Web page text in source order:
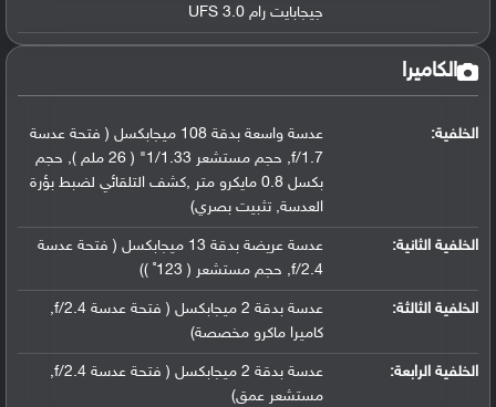
جيجابايت رام UFS 3.0
الكاميرا
الخلفية:
عدسة واسعة بدقة 108 ميجابكسل ( فتحة عدسة
f/1.7, حجم مستشعر 1/1.33" ( 26 ملم ), حجم
بكسل 0.8 مايكرو متر ,كشف التلقائي لضبط بؤرة
العدسة, تثبيت بصري)
الخلفية الثانية:
عدسة عريضة بدقة 13 ميجابكسل ( فتحة عدسة
f/2.4, حجم مستشعر ( 123˚ ))
الخلفية الثالثة:
عدسة بدقة 2 ميجابكسل ( فتحة عدسة f/2.4,
كاميرا ماكرو مخصصة)
الخلفية الرابعة:
عدسة بدقة 2 ميجابكسل ( فتحة عدسة f/2.4,
مستشعر عمق)